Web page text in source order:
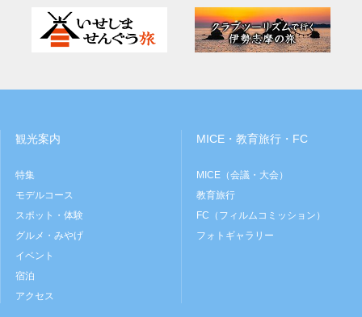
観光案内
特集
モデルコース
スポット・体験
グルメ・みやげ
イベント
宿泊
アクセス
MICE・教育旅行・FC
MICE（会議・大会）
教育旅行
FC（フィルムコミッション）
フォトギャラリー